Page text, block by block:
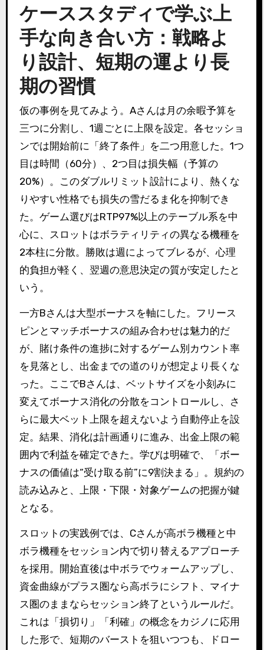
ケーススタディで学ぶ上
手な向き合い方：戦略よ
り設計、短期の運より長
期の習慣
仮の事例を見てみよう。Aさんは月の余暇予算を
三つに分割し、1週ごとに上限を設定。各セッショ
ンでは開始前に「終了条件」を二つ用意した。1つ
目は時間（60分）、2つ目は損失幅（予算の
20%）。このダブルリミット設計により、熱くな
りやすい性格でも損失の雪だるま化を抑制でき
た。ゲーム選びはRTP97%以上のテーブル系を中
心に、スロットはボラティリティの異なる機種を
2本柱に分散。勝敗は週によってブレるが、心理
的負担が軽く、翌週の意思決定の質が安定したと
いう。
一方Bさんは大型ボーナスを軸にした。フリース
ピンとマッチボーナスの組み合わせは魅力的だ
が、賭け条件の進捗に対するゲーム別カウント率
を見落とし、出金までの道のりが想定より長くな
った。ここでBさんは、ベットサイズを小刻みに
変えてボーナス消化の分散をコントロールし、さ
らに最大ベット上限を超えないよう自動停止を設
定。結果、消化は計画通りに進み、出金上限の範
囲内で利益を確定できた。学びは明確で、「ボー
ナスの価値は“受け取る前”に9割決まる」。規約の
読み込みと、上限・下限・対象ゲームの把握が鍵
となる。
スロットの実践例では、Cさんが高ボラ機種と中
ボラ機種をセッション内で切り替えるアプローチ
を採用。開始直後は中ボラでウォームアップし、
資金曲線がプラス圏なら高ボラにシフト、マイナ
ス圏のままならセッション終了というルールだ。
これは「損切り」「利確」の概念をカジノに応用
した形で、短期のバーストを狙いつつも、ドロー